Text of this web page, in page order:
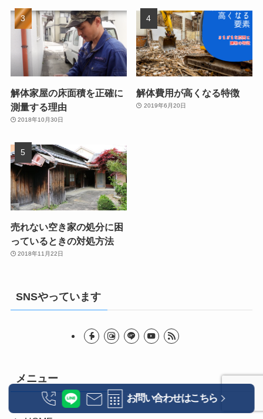
解体家屋の床面積を正確に
測量する理由
2018年10月30日
解体費用が高くなる特徴
2019年6月20日
売れない空き家の処分に困
っているときの対処方法
2018年11月22日
SNSやっています
メニュー
お問い合わせはこちら